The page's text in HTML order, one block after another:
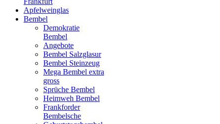
Apfelweinglas
Bembel
Demokratie
Bembel
Angebote
Bembel Salzglasur
Bembel Steinzeug
Mega Bembel extra
gross
Sprüche Bembel
Heimweh Bembel
Frankforder
Bembelsche